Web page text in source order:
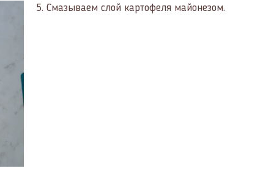
5. Смазываем слой картофеля майонезом.